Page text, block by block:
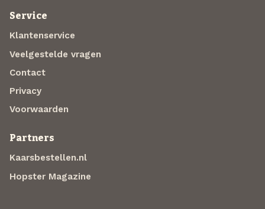
Service
Klantenservice
Veelgestelde vragen
Contact
Privacy
Voorwaarden
Partners
Kaarsbestellen.nl
Hopster Magazine